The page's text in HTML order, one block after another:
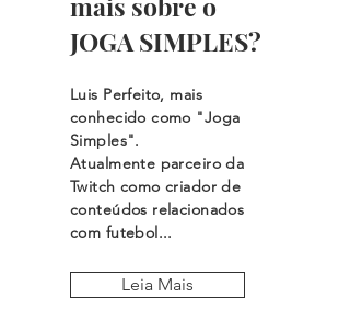
JOGA SIMPLES?
Luis Perfeito, mais
conhecido como "Joga
Simples".
Atualmente parceiro da
Twitch como criador de
conteúdos relacionados
com futebol...
Leia Mais